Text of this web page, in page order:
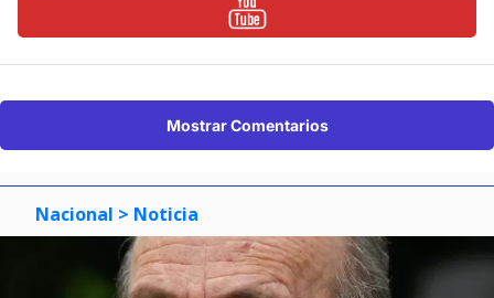
Mostrar Comentarios
Nacional > Noticia